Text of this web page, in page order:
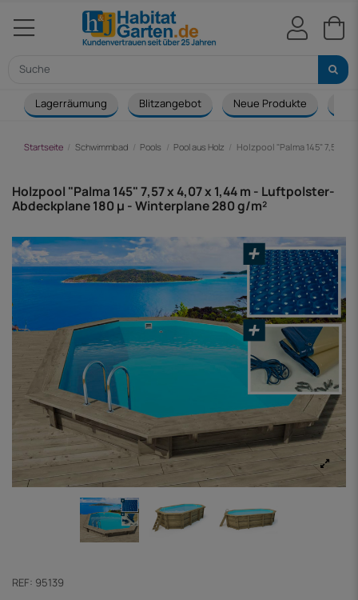
Lagerräumung Blitzangebot Neue Produkte
Startseite Schwimmbad Pools Pool aus Holz Holzpool "Palma 145" 7,57 x
Holzpool "Palma 145" 7,57 x 4,07 x 1,44 m - Luftpolster-
Abdeckplane 180 µ - Winterplane 280 g/m²
REF: 95139